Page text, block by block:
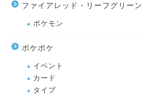
ファイアレッド・リーフグリーン
ポケモン
ポケポケ
イベント
カード
タイプ